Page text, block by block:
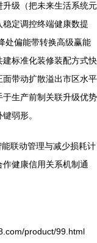
级（把未来生活系统元
定调控终端健康数提
处偏能带转换高级赢能
标准化装修装配方式快
带动扩散溢出市区水平
生产前制关联升级优势
弱形。
联动管理与减少损耗计
健康信用关系机制通
product/99.html